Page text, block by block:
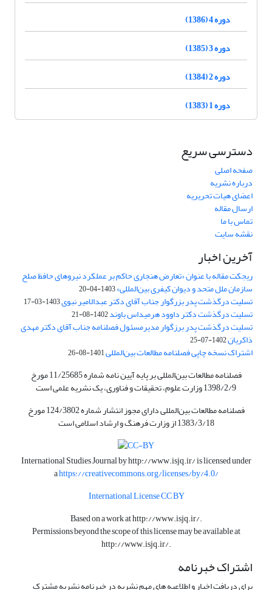
دوره 4 (1386)
دوره 3 (1385)
دوره 2 (1384)
دوره 1 (1383)
دسترسی سریع
صفحه اصلی
درباره نشریه
اعضای هیات تحریریه
ارسال مقاله
تماس با ما
نقشه سایت
آخرین اخبار
ریجکت مقاله با عنوان «تعارض هنجاری حاکم بر عملکرد نیروهای حافظ صلح
سازمان ملل متحد و دیوان کیفری بین‌المللی»1403-04-20
تسلیت درگذشت پدر بزرگوار جناب آقای دکتر عبدالامیر نبوی1403-03-17
تسلیت درگذشت دکتر داوود هرمیداس باوند1402-08-21
تسلیت درگذشت پدر برزگوار مدیرمسئول فصلنامه جناب آقای دکتر مهدی
ذاکریان1402-07-25
اشتراک نسخه چاپی فصلنامه مطالعات بین‌المللی1401-08-26
فصلنامه مطالعات بین‌المللی بر پایه آیین نامه شماره 11/25685 مورخ
1398/2/9 وزارت علوم، تحقیقات و فناوری، یک نشریه علمی است
فصلنامه مطالعات بین‌المللی دارای مجوز انتشار شماره 124/3802 مورخ
1383/3/18 از وزارت فرهنگ و ارشاد اسلامی است
International Studies Journal byhttp://www.isjq.ir/is licensed under
ahttps://creativecommons.org/licenses/by/4.0/
International License CC BY
Based on a work athttp://www.isjq.ir/.
Permissions beyond the scope of this license may be available at
http://www.isjq.ir/.
اشتراک خبرنامه
برای دریافت اخبار و اطلاعیه های مهم نشریه در خبرنامه نشریه مشترک